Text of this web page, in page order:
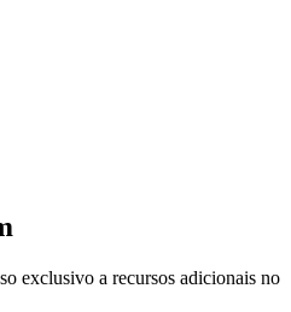
exclusivo a recursos adicionais no